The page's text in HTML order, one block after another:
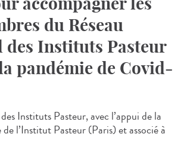
du Réseau
Instituts Pasteur
pandémie de Covid-
Instituts Pasteur, avec l’appui de la
l’Institut Pasteur (Paris) et associé à